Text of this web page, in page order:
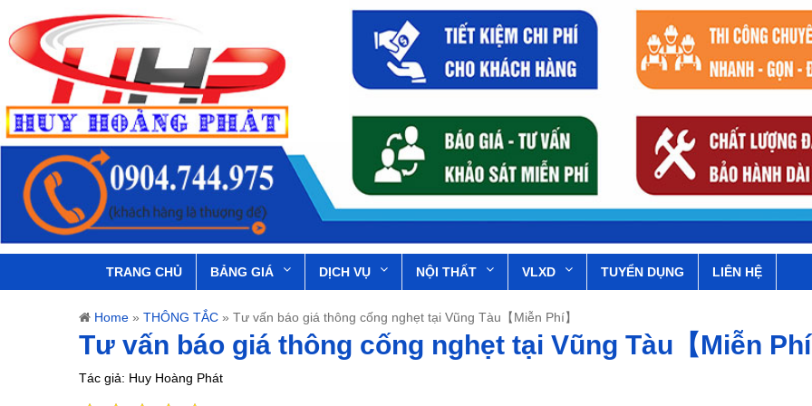
TRANG CHỦ BẢNG GIÁ DỊCH VỤ NỘI THẤT VLXD TUYỂN DỤNG LIÊN HỆ
Home » THÔNG TẮC » Tư vấn báo giá thông cống nghẹt tại Vũng Tàu【Miễn Phí】
Tư vấn báo giá thông cống nghẹt tại Vũng Tàu【Miễn
Tác giả: Huy Hoàng Phát